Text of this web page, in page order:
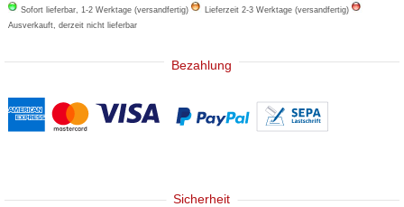
Sofort lieferbar, 1-2 Werktage (versandfertig)
Lieferzeit 2-3 Werktage (versandfertig)
Ausverkauft, derzeit nicht lieferbar
Bezahlung
Sicherheit